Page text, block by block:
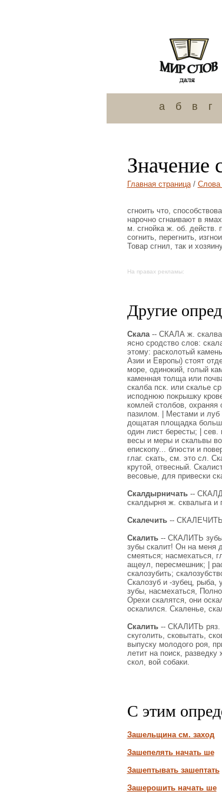
а б в г
Значение
Главная страница/ Слова
сгноить что,
нарочно сгнаивают в
м. сгнойка ж. об. действ.
согнить, перегнить,
Товар сгнил, так и
На правах рекламы:
Другие
Скала-- СКАЛА ж. скалва
ясно сродство слов:
этому: расколотый
Азии и Европы) стоят
море, одинокий, голый
каменная толща или
скалба пск. или скалье
исподнюю покрышку
комлей столбов, охраняя
пазилом. | Местами и луб
дощатая площадка
один лист бересты; | сев.
весы и меры и скальвы
епископу... блюсти и
глаг. скать, см. это сл.
крутой, отвесный.
весовые, для привески
Скалдырничать--
скалдырня ж. сквалыга и
Скалечить-- СКАЛЕЧИТЬ
Скалить-- СКАЛИТЬ зубы
зубы скалит! Он на меня
смеяться; насмехаться,
ащеул, пересмешник; |
скалозубить;
Скалозуб и -зубец, рыба,
зубы, насмехаться,
Орехи скалятся, они
оскалился. Скаленье,
Скалить-- СКАЛИТЬ ряз.
скуголить, сковытать,
выпуску молодого роя,
летит на поиск,
скол, вой собаки.
С этим
Зашельщина см. заход
Зашепелять начать ше
Зашептывать зашептать
Зашерошить начать ше